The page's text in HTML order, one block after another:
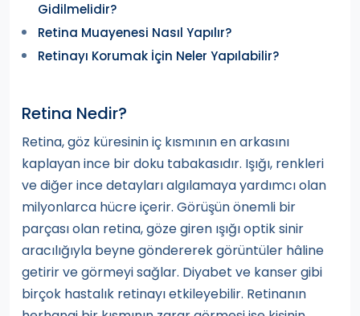
Gidilmelidir?
Retina Muayenesi Nasıl Yapılır?
Retinayı Korumak İçin Neler Yapılabilir?
Retina Nedir?
Retina, göz küresinin iç kısmının en arkasını
kaplayan ince bir doku tabakasıdır. Işığı, renkleri
ve diğer ince detayları algılamaya yardımcı olan
milyonlarca hücre içerir. Görüşün önemli bir
parçası olan retina, göze giren ışığı optik sinir
aracılığıyla beyne göndererek görüntüler hâline
getirir ve görmeyi sağlar. Diyabet ve kanser gibi
birçok hastalık retinayı etkileyebilir. Retinanın